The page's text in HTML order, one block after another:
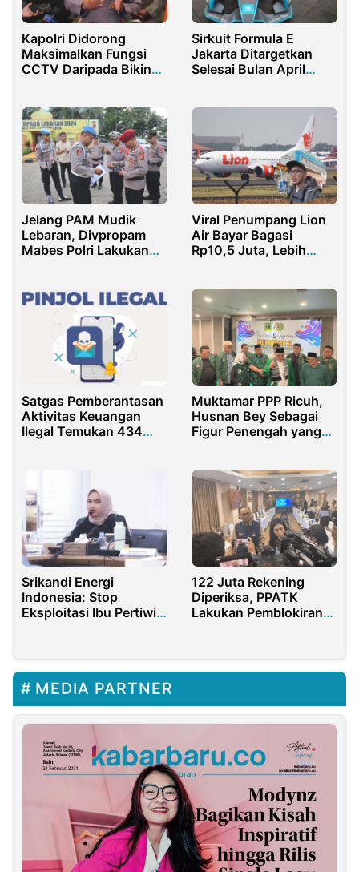
Kapolri Didorong
Maksimalkan Fungsi
CCTV Daripada Bikin
Sirkuit Formula E
Jakarta Ditargetkan
Selesai Bulan April
Jelang PAM Mudik
Lebaran, Divpropam
Mabes Polri Lakukan
Purwakarta
Viral Penumpang Lion
Air Bayar Bagasi
Rp10,5 Juta, Lebih
Satgas Pemberantasan
Aktivitas Keuangan
Ilegal Temukan 434
Muktamar PPP Ricuh,
Husnan Bey Sebagai
Figur Penengah yang
Srikandi Energi
Indonesia: Stop
Eksploitasi Ibu Pertiwi,
122 Juta Rekening
Diperiksa, PPATK
Lakukan Pemblokiran
MEDIA PARTNER